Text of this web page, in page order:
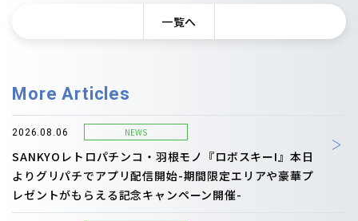
一覧へ
More Articles
2026.08.06 NEWS
SANKYOレトロパチンコ・羽根モノ『ロボスキーI』本日
よりグリパチでアプリ配信開始-期間限定エリアや豪華プ
レゼントがもらえる記念キャンペーン開催-